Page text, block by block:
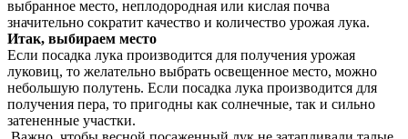
выбранное место, неплодородная или кислая почва
значительно сократит качество и количество урожая лука.
Итак, выбираем место
Если посадка лука производится для получения урожая
луковиц, то желательно выбрать освещенное место, можно
небольшую полутень. Если посадка лука производится для
получения пера, то пригодны как солнечные, так и сильно
затененные участки.